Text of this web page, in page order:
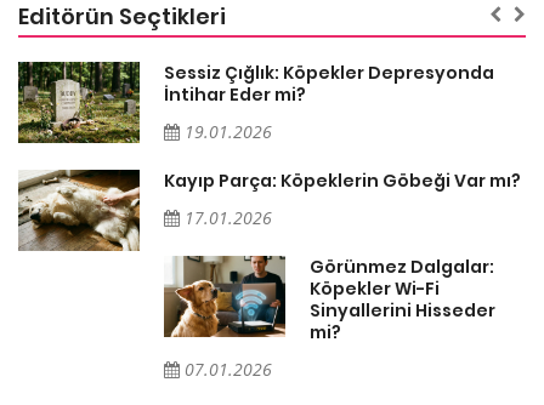
Editörün Seçtikleri
Sessiz Çığlık: Köpekler Depresyonda
İntihar Eder mi?
19.01.2026
Kayıp Parça: Köpeklerin Göbeği Var mı?
17.01.2026
Görünmez Dalgalar:
Köpekler Wi-Fi
Sinyallerini Hisseder
mi?
07.01.2026